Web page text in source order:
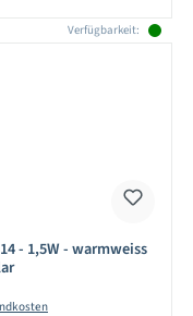
Verfügbarkeit:
- 1,5W - warmweiss